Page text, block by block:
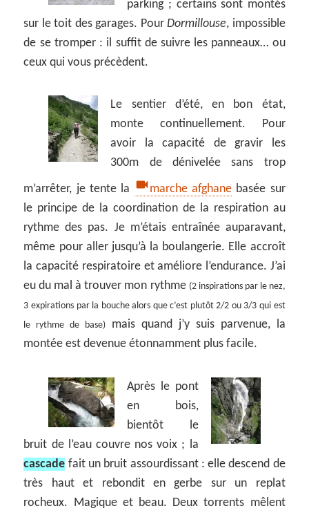
parking ; certains sont montés
sur le toit des garages. PourDormillouse, impossible
de se tromper : il suffit de suivre les panneaux… ou
ceux qui vous précèdent.
Le sentier d’été, en bon état,
monte continuellement. Pour
avoir la capacité de gravir les
300m de dénivelée sans trop
m’arrêter, je tente la
marche afghanebasée sur
le principe de la coordination de la respiration au
rythme des pas. Je m’étais entraînée auparavant,
même pour aller jusqu’à la boulangerie. Elle accroît
la capacité respiratoire et améliore l’endurance. J’ai
eu du mal à trouver mon rythme (2 inspirations par le nez,
3 expirations par la bouche alors que c’est plutôt 2/2 ou 3/3 qui est
le rythme de base)
mais quand j’y suis parvenue, la
montée est devenue étonnamment plus facile.
Après le pont
en bois,
bientôt le
bruit de l’eau couvre nos voix ; la
cascade fait un bruit assourdissant : elle descend de
très haut et rebondit en gerbe sur un replat
rocheux. Magique et beau. Deux torrents mêlent